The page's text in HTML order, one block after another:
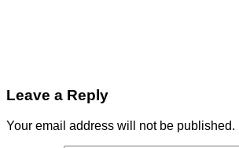
Leave a Reply
Your email address will not be published.